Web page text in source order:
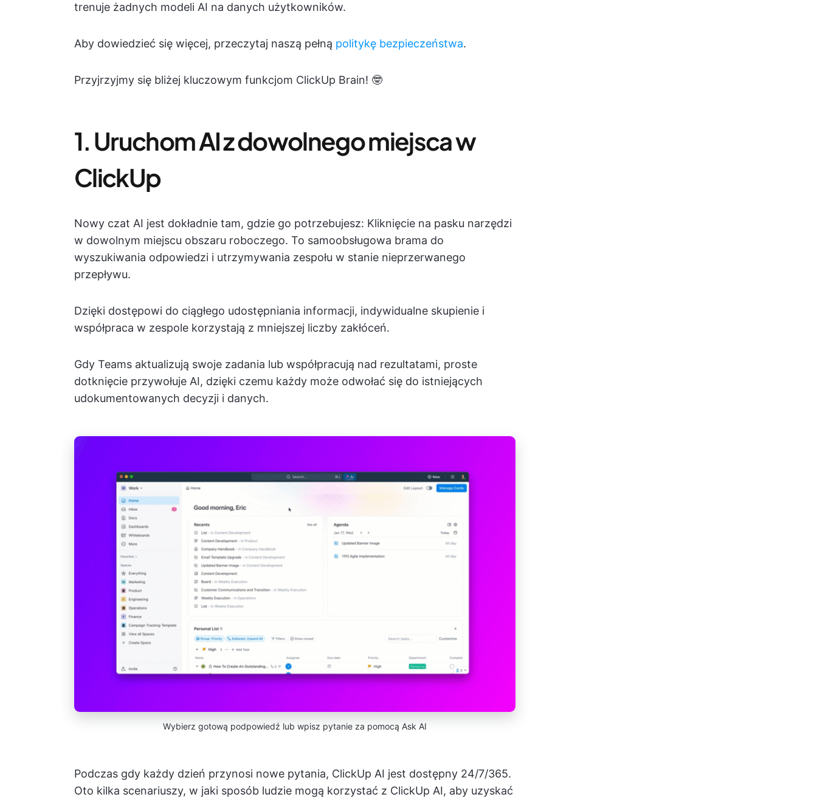
trenuje żadnych modeli AI na danych użytkowników.
Aby dowiedzieć się więcej, przeczytaj naszą pełną politykę bezpieczeństwa.
Przyjrzyjmy się bliżej kluczowym funkcjom ClickUp Brain! 🤓
1. Uruchom AI z dowolnego miejsca w
ClickUp
Nowy czat AI jest dokładnie tam, gdzie go potrzebujesz: Kliknięcie na pasku narzędzi
w dowolnym miejscu obszaru roboczego. To samoobsługowa brama do
wyszukiwania odpowiedzi i utrzymywania zespołu w stanie nieprzerwanego
przepływu.
Dzięki dostępowi do ciągłego udostępniania informacji, indywidualne skupienie i
współpraca w zespole korzystają z mniejszej liczby zakłóceń.
Gdy Teams aktualizują swoje zadania lub współpracują nad rezultatami, proste
dotknięcie przywołuje AI, dzięki czemu każdy może odwołać się do istniejących
udokumentowanych decyzji i danych.
Wybierz gotową podpowiedź lub wpisz pytanie za pomocą Ask AI
Podczas gdy każdy dzień przynosi nowe pytania, ClickUp AI jest dostępny 24/7/365.
Oto kilka scenariuszy, w jaki sposób ludzie mogą korzystać z ClickUp AI, aby uzyskać